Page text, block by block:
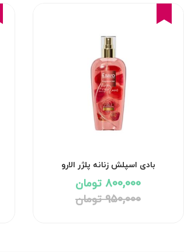
بادی اسپلش زنانه پلژر الارو
800,000 تومان
950,000 تومان